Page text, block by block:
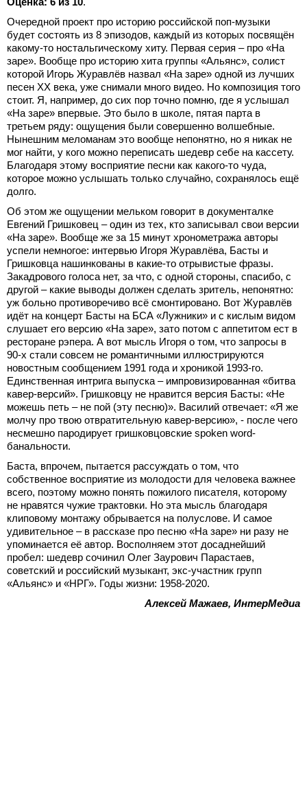
Очередной проект про историю российской поп-музыки
будет состоять из 8 эпизодов, каждый из которых посвящён
какому-то ностальгическому хиту. Первая серия – про «На
заре». Вообще про историю хита группы «Альянс», солист
которой Игорь Журавлёв назвал «На заре» одной из лучших
песен ХХ века, уже снимали много видео. Но композиция того
стоит. Я, например, до сих пор точно помню, где я услышал
«На заре» впервые. Это было в школе, пятая парта в
третьем ряду: ощущения были совершенно волшебные.
Нынешним меломанам это вообще непонятно, но я никак не
мог найти, у кого можно переписать шедевр себе на кассету.
Благодаря этому восприятие песни как какого-то чуда,
которое можно услышать только случайно, сохранялось ещё
долго.
Об этом же ощущении мельком говорит в документалке
Евгений Гришковец – один из тех, кто записывал свои версии
«На заре». Вообще же за 15 минут хронометража авторы
успели немногое: интервью Игоря Журавлёва, Басты и
Гришковца нашинкованы в какие-то отрывистые фразы.
Закадрового голоса нет, за что, с одной стороны, спасибо, с
другой – какие выводы должен сделать зритель, непонятно:
уж больно противоречиво всё смонтировано. Вот Журавлёв
идёт на концерт Басты на БСА «Лужники» и с кислым видом
слушает его версию «На заре», зато потом с аппетитом ест в
ресторане рэпера. А вот мысль Игоря о том, что запросы в
90-х стали совсем не романтичными иллюстрируются
новостным сообщением 1991 года и хроникой 1993-го.
Единственная интрига выпуска – импровизированная «битва
кавер-версий». Гришковцу не нравится версия Басты: «Не
можешь петь – не пой (эту песню)». Василий отвечает: «Я же
молчу про твою отвратительную кавер-версию», - после чего
несмешно пародирует гришковцовские spoken word-
банальности.
Баста, впрочем, пытается рассуждать о том, что
собственное восприятие из молодости для человека важнее
всего, поэтому можно понять пожилого писателя, которому
не нравятся чужие трактовки. Но эта мысль благодаря
клиповому монтажу обрывается на полуслове. И самое
удивительное – в рассказе про песню «На заре» ни разу не
упоминается её автор. Восполняем этот досаднейший
пробел: шедевр сочинил Олег Заурович Парастаев,
советский и российский музыкант, экс-участник групп
«Альянс» и «НРГ». Годы жизни: 1958-2020.
Алексей Мажаев, ИнтерМедиа